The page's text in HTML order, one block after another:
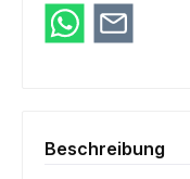
Beschreibung